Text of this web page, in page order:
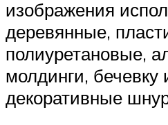
изображения
деревянные,
полиуретановые,
молдинги,
декоративные